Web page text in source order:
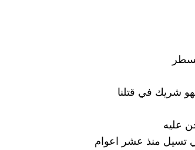
شريك في قتلنا
عليه
تسيل منذ عشر اعوام